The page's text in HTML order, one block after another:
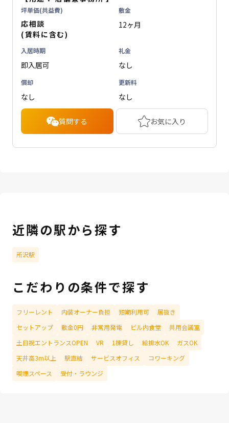
坪単価(共益費)
応相談
(賃料に含む)
敷金
12ヶ月
入居時期
即入居可
礼金
なし
償却
なし
更新料
なし
質問する お気に入り
近隣の駅から探す
所沢駅
こだわりの条件で探す
フリーレント 内装オーナー負担 短期利用可
居抜き
セットアップ
敷金0円 非常用発電 ビル内食堂
共用会議室
土日祝エントランスOPEN
VR 1棟貸し 給排水OK
ガスOK
天井高3m以上
駅直結 サービスオフィス
コワーキング
喫煙スペース
受付・ラウンジ